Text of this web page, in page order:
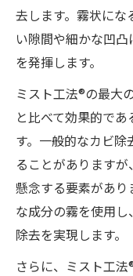
去します。霧状に
い隙間や細かな凹
を発揮します。
ミスト工法®の最大
と比べて効果的で
す。一般的なカビ
ることがあります
懸念する要素があ
な成分の霧を使用
除去を実現します。
さらに、ミスト工